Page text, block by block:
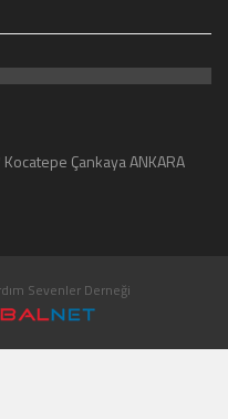
Çankaya ANKARA
Sevenler Derneği